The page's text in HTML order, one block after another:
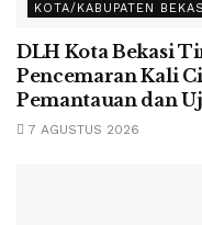
KOTA/KABUPATEN BEKASI
DLH Kota Bekasi
Pencemaran Kali
Pemantauan dan
7 AGUSTUS 2026